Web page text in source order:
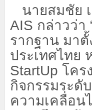
นายสมชัย
AIS กล่าวว่า
รากฐาน มา
ประเทศไทย
StartUp โคร
กิจกรรมระดั
ความเคลื่อน